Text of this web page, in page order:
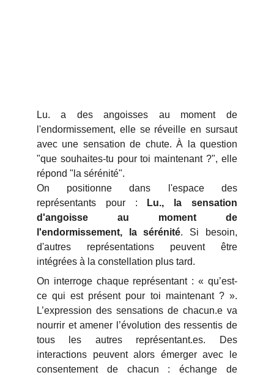
Lu. a des angoisses au moment de
l'endormissement, elle se réveille en sursaut
avec une sensation de chute. À la question
"que souhaites-tu pour toi maintenant ?", elle
répond "la sérénité".
On positionne dans l'espace des
représentants pour :
Lu., la sensation
d'angoisse au moment de
l'endormissement, la sérénité. Si besoin,
d'autres représentations peuvent être
intégrées à la constellation plus tard.
On interroge chaque représentant : « qu’est-
ce qui est présent pour toi maintenant ? ».
L’expression des sensations de chacun.e va
nourrir et amener l’évolution des ressentis de
tous les autres représentant.es. Des
interactions peuvent alors émerger avec le
consentement de chacun : échange de